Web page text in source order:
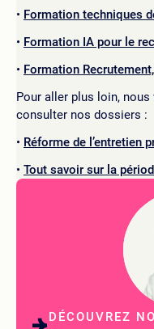
Formation techniques
Formation IA pour le
Formation
Pour aller plus loin,
consulter nos dossiers :
Réforme de l’entretien
Tout savoir sur la
DÉCOUVREZ